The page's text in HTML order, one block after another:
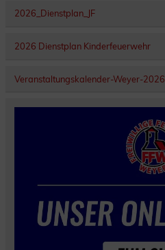
2026_Dienstplan_JF
2026 Dienstplan Kinderfeuerwehr
Veranstaltungskalender-Weyer-2026